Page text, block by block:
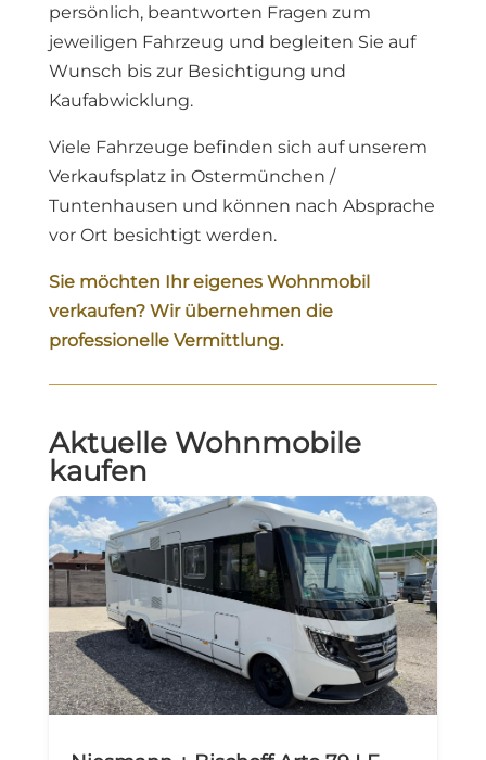
persönlich, beantworten Fragen zum
jeweiligen Fahrzeug und begleiten Sie auf
Wunsch bis zur Besichtigung und
Kaufabwicklung.
Viele Fahrzeuge befinden sich auf unserem
Verkaufsplatz in Ostermünchen /
Tuntenhausen und können nach Absprache
vor Ort besichtigt werden.
Sie möchten Ihr eigenes Wohnmobil
verkaufen? Wir übernehmen die
professionelle Vermittlung.
Aktuelle Wohnmobile
kaufen